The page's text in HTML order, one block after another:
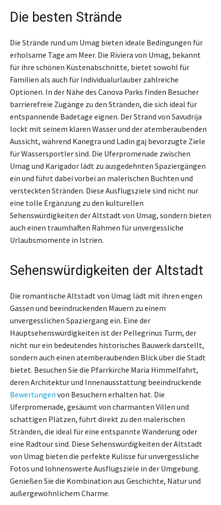
Die besten Strände
Die Strände rund um Umag bieten ideale Bedingungen für
erholsame Tage am Meer. Die Riviera von Umag, bekannt
für ihre schönen Küstenabschnitte, bietet sowohl für
Familien als auch für Individualurlauber zahlreiche
Optionen. In der Nähe des Canova Parks finden Besucher
barrierefreie Zugänge zu den Stränden, die sich ideal für
entspannende Badetage eignen. Der Strand von Savudrija
lockt mit seinem klaren Wasser und der atemberaubenden
Aussicht, während Kanegra und Ladin gaj bevorzugte Ziele
für Wassersportler sind. Die Uferpromenade zwischen
Umag und Karigador lädt zu ausgedehnten Spaziergängen
ein und führt dabei vorbei an malerischen Buchten und
versteckten Stränden. Diese Ausflugsziele sind nicht nur
eine tolle Ergänzung zu den kulturellen
Sehenswürdigkeiten der Altstadt von Umag, sondern bieten
auch einen traumhaften Rahmen für unvergessliche
Urlaubsmomente in Istrien.
Sehenswürdigkeiten der Altstadt
Die romantische Altstadt von Umag lädt mit ihren engen
Gassen und beeindruckenden Mauern zu einem
unvergesslichen Spaziergang ein. Eine der
Hauptsehenswürdigkeiten ist der Pellegrinus Turm, der
nicht nur ein bedeutendes historisches Bauwerk darstellt,
sondern auch einen atemberaubenden Blick über die Stadt
bietet. Besuchen Sie die Pfarrkirche Maria Himmelfahrt,
deren Architektur und Innenausstattung beeindruckende
Bewertungen von Besuchern erhalten hat. Die
Uferpromenade, gesäumt von charmanten Villen und
schattigen Plätzen, führt direkt zu den malerischen
Stränden, die ideal für eine entspannte Wanderung oder
eine Radtour sind. Diese Sehenswürdigkeiten der Altstadt
von Umag bieten die perfekte Kulisse für unvergessliche
Fotos und lohnenswerte Ausflugsziele in der Umgebung.
Genießen Sie die Kombination aus Geschichte, Natur und
außergewöhnlichem Charme.